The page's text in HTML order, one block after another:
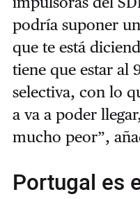
podría suponer
que te está
tiene que estar al
selectiva, con lo
a va a poder
mucho peor”,
Portugal es